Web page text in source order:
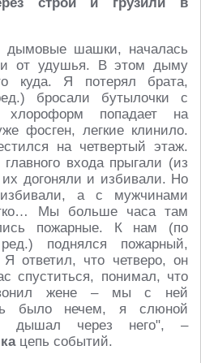
дымовые шашки, началась
от удушья. В этом дыму
куда. Я потерял брата,
бросали бутылочки с
хлороформ попадает на
фосген, легкие клинило.
на четвертый этаж.
входа прыгали (из
догоняли и избивали. Но
а с мужчинами
Мы больше часа там
пожарные. К нам (по
поднялся пожарный,
ответил, что четверо, он
спуститься, понимал, что
жене – мы с ней
было нечем, я слюной
дышал через него", –
цепь событий.